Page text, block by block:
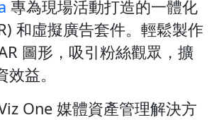
專為現場活動打造的一體化
和虛擬廣告套件。輕鬆製作
圖形，吸引粉絲觀眾，擴
益。
One 媒體資產管理解決方